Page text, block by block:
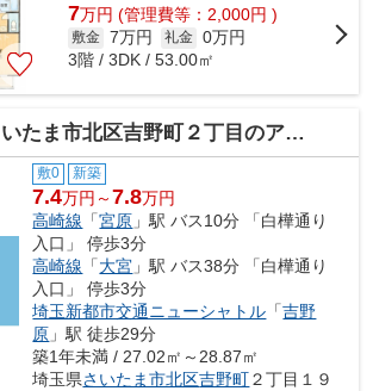
7万円 (管理費等：2,000円 )
敷金 7万円 礼金 0万円
3階 / 3DK / 53.00㎡
たま市北区吉野町２丁目のアパート
敷0 新築
7.4万円～7.8万円
高崎線 「宮原 」駅 バス10分 「白樺通り
入口」 停歩3分
高崎線 「大宮 」駅 バス38分 「白樺通り
入口」 停歩3分
埼玉新都市交通ニューシャトル 「吉野
原 」駅 徒歩29分
築1年未満 / 27.02㎡～28.87㎡
埼玉県さいたま市北区吉野町２丁目１９